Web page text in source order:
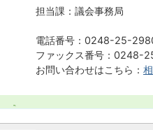
担当課：議会事務局
電話番号：0248-25-
ファックス番号：0248-
お問い合わせはこちら：